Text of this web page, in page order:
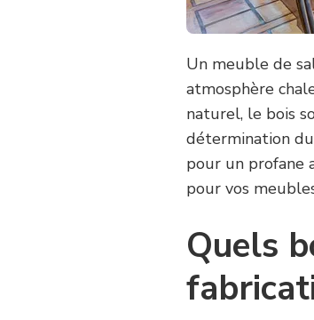
Un meuble de
atmosphère
naturel, le bois
détermination
pour un profane
pour vos
Quels